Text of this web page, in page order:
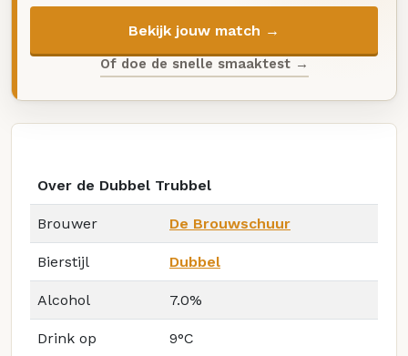
Bekijk jouw match →
Of doe de snelle smaaktest →
Over de Dubbel Trubbel
Brouwer De Brouwschuur
Bierstijl Dubbel
Alcohol 7.0%
Drink op 9°C